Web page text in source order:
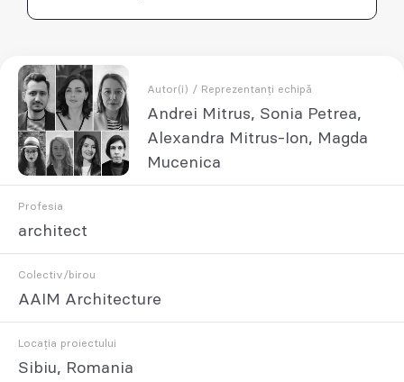
Autor(i) / Reprezentanți echipă
Andrei Mitrus, Sonia Petrea,
Alexandra Mitrus-Ion, Magda
Mucenica
Profesia
architect
Colectiv/birou
AAIM Architecture
Locația proiectului
Sibiu, Romania